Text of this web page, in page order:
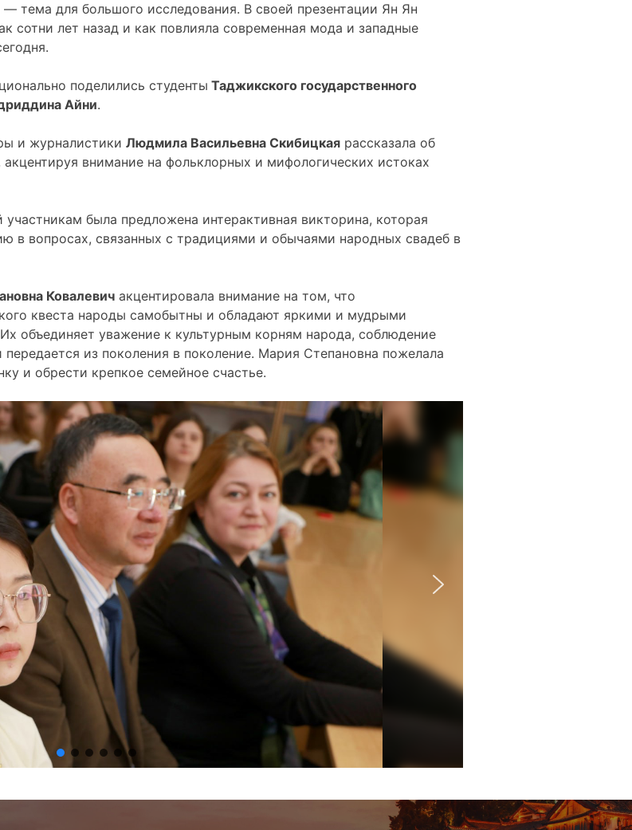
тема для большого исследования. В своей презентации Ян Ян
сотни лет назад и как повлияла современная мода и западные
поделились студенты Таджикского государственного
Айни.
и журналистики Людмила Васильевна Скибицкая рассказала об
внимание на фольклорных и мифологических истоках
была предложена интерактивная викторина, которая
в вопросах, связанных с традициями и обычаями народных свадеб в
Ковалевич акцентировала внимание на том, что
квеста народы самобытны и обладают яркими и мудрыми
объединяет уважение к культурным корням народа, соблюдение
из поколения в поколение. Мария Степановна пожелала
и обрести крепкое семейное счастье.